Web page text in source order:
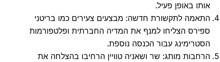
באופן פעיל.
לתקשורת חדשה: מבצעים צעירים כמו בריטני
הצליחו למנף את המדיה החברתית ופלטפורמות
עבור הכנסה נוספת.
מותג: שר ושאניה טוויין הרחיבו בהצלחה את